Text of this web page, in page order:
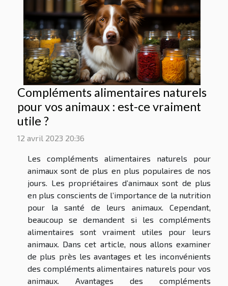
Compléments alimentaires naturels
pour vos animaux : est-ce vraiment
utile ?
12 avril 2023 20:36
Les compléments alimentaires naturels pour
animaux sont de plus en plus populaires de nos
jours. Les propriétaires d’animaux sont de plus
en plus conscients de l’importance de la nutrition
pour la santé de leurs animaux. Cependant,
beaucoup se demandent si les compléments
alimentaires sont vraiment utiles pour leurs
animaux. Dans cet article, nous allons examiner
de plus près les avantages et les inconvénients
des compléments alimentaires naturels pour vos
animaux. Avantages des compléments